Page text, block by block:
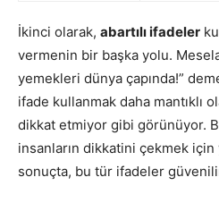
İkinci olarak, abartılı ifadeler
vermenin bir başka yolu.
yemekleri dünya çapında!”
ifade kullanmak daha mantıklı
dikkat etmiyor gibi görünüyor.
insanların dikkatini çekmek için
sonuçta, bu tür ifadeler